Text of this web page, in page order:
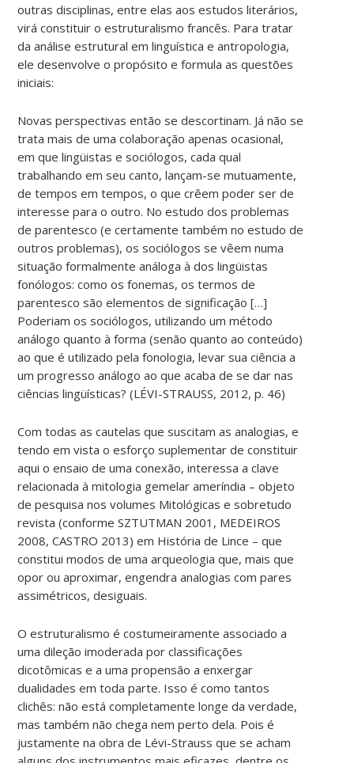
outras disciplinas, entre elas aos estudos literários,
virá constituir o estruturalismo francês. Para tratar
da análise estrutural em linguística e antropologia,
ele desenvolve o propósito e formula as questões
iniciais:
Novas perspectivas então se descortinam. Já não se
trata mais de uma colaboração apenas ocasional,
em que lingüistas e sociólogos, cada qual
trabalhando em seu canto, lançam-se mutuamente,
de tempos em tempos, o que crêem poder ser de
interesse para o outro. No estudo dos problemas
de parentesco (e certamente também no estudo de
outros problemas), os sociólogos se vêem numa
situação formalmente análoga à dos lingüistas
fonólogos: como os fonemas, os termos de
parentesco são elementos de significação […]
Poderiam os sociólogos, utilizando um método
análogo quanto à forma (senão quanto ao conteúdo)
ao que é utilizado pela fonologia, levar sua ciência a
um progresso análogo ao que acaba de se dar nas
ciências lingüísticas? (LÉVI-STRAUSS, 2012, p. 46)
Com todas as cautelas que suscitam as analogias, e
tendo em vista o esforço suplementar de constituir
aqui o ensaio de uma conexão, interessa a clave
relacionada à mitologia gemelar ameríndia – objeto
de pesquisa nos volumes Mitológicas e sobretudo
revista (conforme SZTUTMAN 2001, MEDEIROS
2008, CASTRO 2013) em História de Lince – que
constitui modos de uma arqueologia que, mais que
opor ou aproximar, engendra analogias com pares
assimétricos, desiguais.
O estruturalismo é costumeiramente associado a
uma dileção imoderada por classificações
dicotômicas e a uma propensão a enxergar
dualidades em toda parte. Isso é como tantos
clichês: não está completamente longe da verdade,
mas também não chega nem perto dela. Pois é
justamente na obra de Lévi-Strauss que se acham